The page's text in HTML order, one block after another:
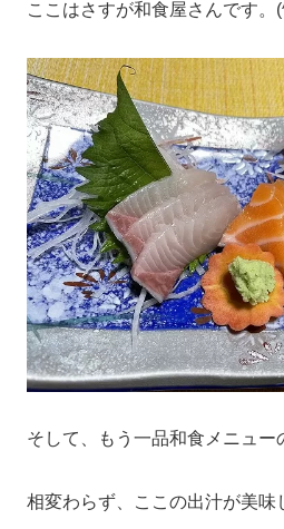
ここはさすが和食屋さんです。
そして、もう一品和食メニュー
相変わらず、ここの出汁が美味